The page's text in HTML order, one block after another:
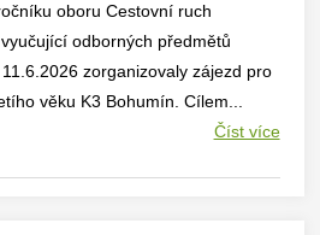
oboru Cestovní ruch
odborných předmětů
zorganizovaly zájezd pro
věku K3 Bohumín. Cílem...
Číst více